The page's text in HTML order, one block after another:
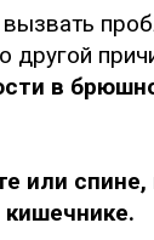
другой
в
или